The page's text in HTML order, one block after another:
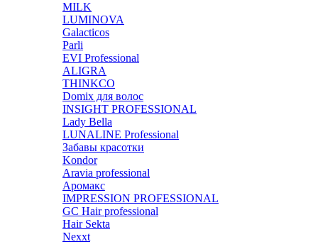
MILK
LUMINOVA
Galacticos
Parli
EVI Professional
ALIGRA
THINKCO
Domix для волос
INSIGHT PROFESSIONAL
Lady Bella
LUNALINE Professional
Забавы красотки
Kondor
Aravia professional
Аромакс
IMPRESSION PROFESSIONAL
GC Hair professional
Hair Sekta
Nexxt